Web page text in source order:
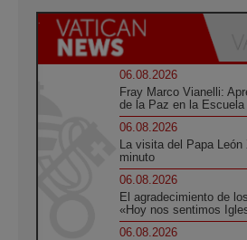
06.08.2026
Fray Marco Vianelli:
de la Paz en la
06.08.2026
La visita del Papa
minuto
06.08.2026
El agradecimiento de
«Hoy nos sentimos
06.08.2026